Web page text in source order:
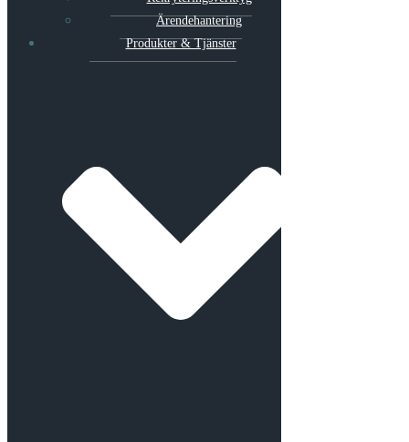
Ärendehantering
Produkter & Tjänster